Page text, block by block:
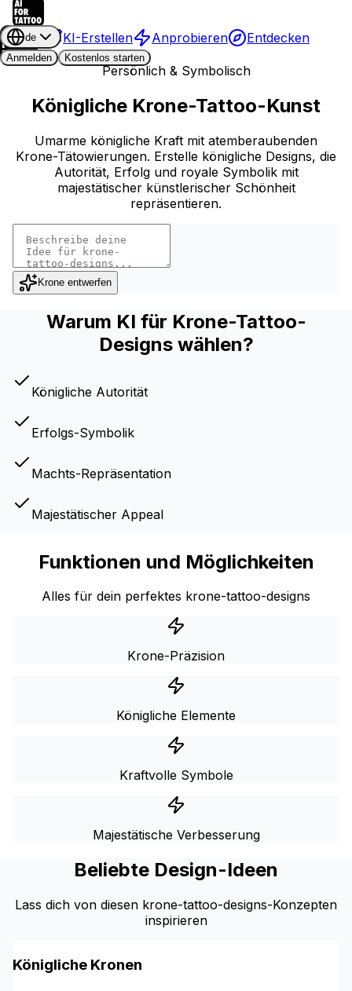
KI-Erstellen Anprobieren Entdecken
de
Anmelden
Kostenlos starten
Persönlich & Symbolisch
Königliche Krone-Tattoo-Kunst
Umarme königliche Kraft mit atemberaubenden
Krone-Tätowierungen. Erstelle königliche Designs, die
Autorität, Erfolg und royale Symbolik mit
majestätischer künstlerischer Schönheit
repräsentieren.
Krone entwerfen
Warum KI für Krone-Tattoo-
Designs wählen?
Königliche Autorität
Erfolgs-Symbolik
Machts-Repräsentation
Majestätischer Appeal
Funktionen und Möglichkeiten
Alles für dein perfektes krone-tattoo-designs
Krone-Präzision
Königliche Elemente
Kraftvolle Symbole
Majestätische Verbesserung
Beliebte Design-Ideen
Lass dich von diesen krone-tattoo-designs-Konzepten
inspirieren
Königliche Kronen